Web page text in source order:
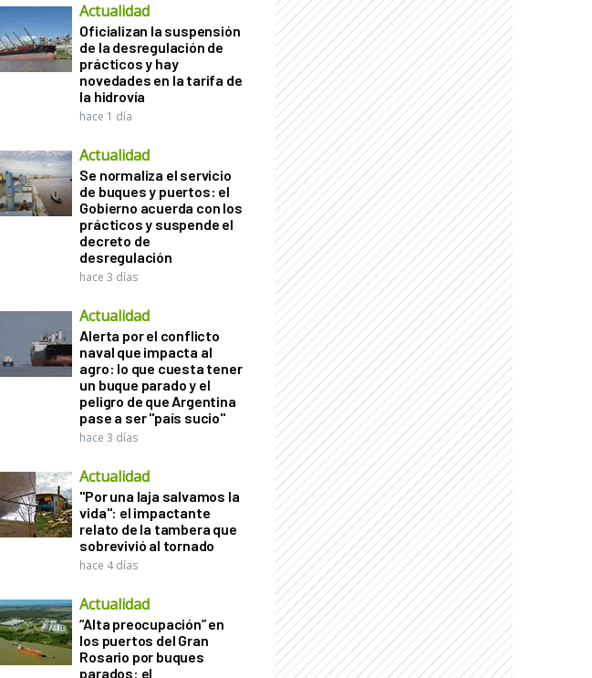
Actualidad
Oficializan la suspensión
de la desregulación de
prácticos y hay
novedades en la tarifa de
la hidrovía
hace 1 día
Actualidad
Se normaliza el servicio
de buques y puertos: el
Gobierno acuerda con los
prácticos y suspende el
decreto de
desregulación
hace 3 días
Actualidad
Alerta por el conflicto
naval que impacta al
agro: lo que cuesta tener
un buque parado y el
peligro de que Argentina
pase a ser "país sucio"
hace 3 días
Actualidad
"Por una laja salvamos la
vida": el impactante
relato de la tambera que
sobrevivió al tornado
hace 4 días
Actualidad
“Alta preocupación” en
los puertos del Gran
Rosario por buques
parados: el